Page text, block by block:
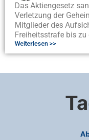
Das Aktiengesetz
Verletzung der
Mitglieder des
Freiheitsstrafe bis zu
Weiterlesen >>